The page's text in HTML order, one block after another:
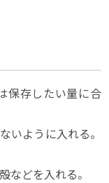
保存したい量に合
いように入れる。
などを入れる。